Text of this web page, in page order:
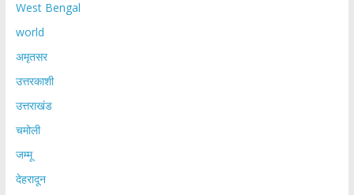
West Bengal
world
अमृतसर
उत्तरकाशी
उत्तराखंड
चमोली
जम्मू
देहरादून